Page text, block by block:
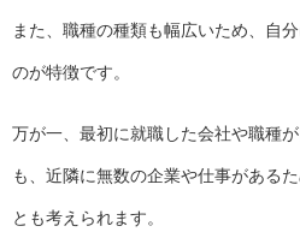
また、職種の種類も幅広いため、自
のが特徴です。
万が一、最初に就職した会社や職種
も、近隣に無数の企業や仕事がある
とも考えられます。